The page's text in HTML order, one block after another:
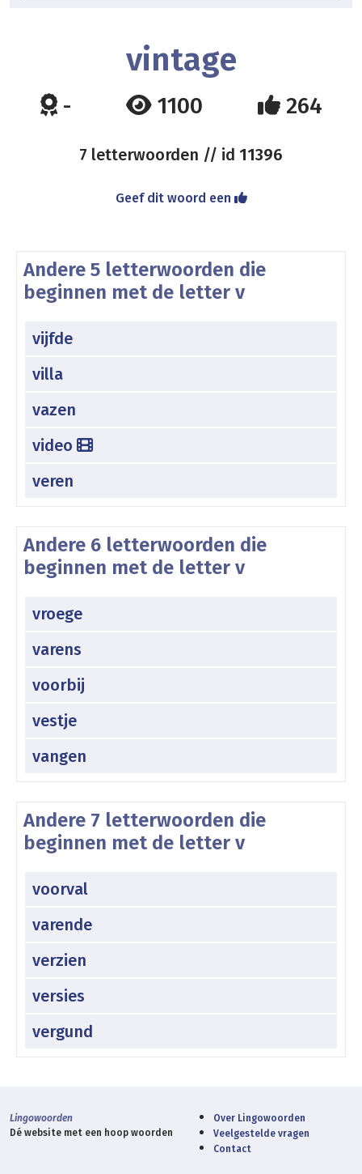
vintage
- 1100 264
7 letterwoorden // id 11396
Geef dit woord een
Andere 5 letterwoorden die
beginnen met de letter v
vijfde
villa
vazen
video
veren
Andere 6 letterwoorden die
beginnen met de letter v
vroege
varens
voorbij
vestje
vangen
Andere 7 letterwoorden die
beginnen met de letter v
voorval
varende
verzien
versies
vergund
Lingowoorden
Dé website met een hoop woorden
Over Lingowoorden
Veelgestelde vragen
Contact